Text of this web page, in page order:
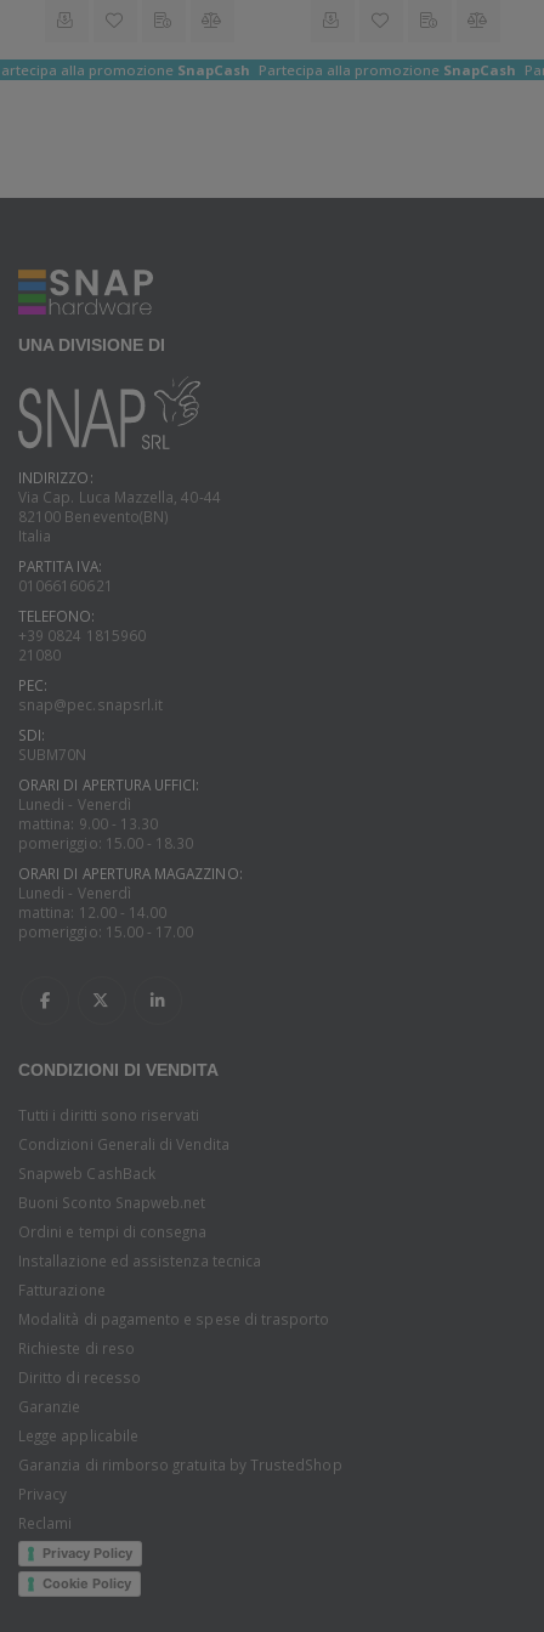
alla promozione SnapCashBackPartecipa alla promozione
UNA DIVISIONE DI
INDIRIZZO:
Via Cap. Luca Mazzella, 40-44
82100 Benevento(BN)
Italia
PARTITA IVA:
01066160621
TELEFONO:
+39 0824 1815960
21080
PEC:
snap@pec.snapsrl.it
SDI:
SUBM70N
ORARI DI APERTURA UFFICI:
Lunedi - Venerdì
mattina: 9.00 - 13.30
pomeriggio: 15.00 - 18.30
ORARI DI APERTURA MAGAZZINO:
Lunedi - Venerdì
mattina: 12.00 - 14.00
pomeriggio: 15.00 - 17.00
CONDIZIONI DI VENDITA
Tutti i diritti sono riservati
Condizioni Generali di Vendita
Snapweb CashBack
Buoni Sconto Snapweb.net
Ordini e tempi di consegna
Installazione ed assistenza tecnica
Fatturazione
Modalità di pagamento e spese di trasporto
Richieste di reso
Diritto di recesso
Garanzie
Legge applicabile
Garanzia di rimborso gratuita by TrustedShop
Privacy
Reclami
Privacy Policy
Cookie Policy